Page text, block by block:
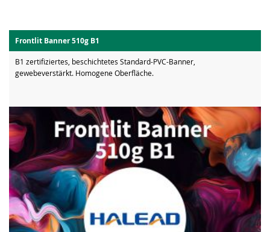
Frontlit Banner 510g B1
B1 zertifiziertes, beschichtetes Standard-PVC-Banner,
gewebeverstärkt. Homogene Oberfläche.